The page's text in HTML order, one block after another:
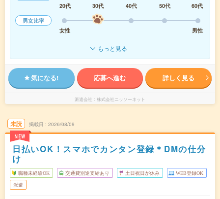
20代
30代 40代 50代
60代
男女比率
女性
男性
もっと見る
気になる! 応募へ進む 詳しく見る
派遣会社 株式会社ニッソーネット
未読
NEW
掲載日 2026/08/09
日払いOK！スマホでカンタン登録＊DMの仕分
け
職種未経験OK 交通費別途支給あり 土日祝日が休み WEB登録OK
派遣